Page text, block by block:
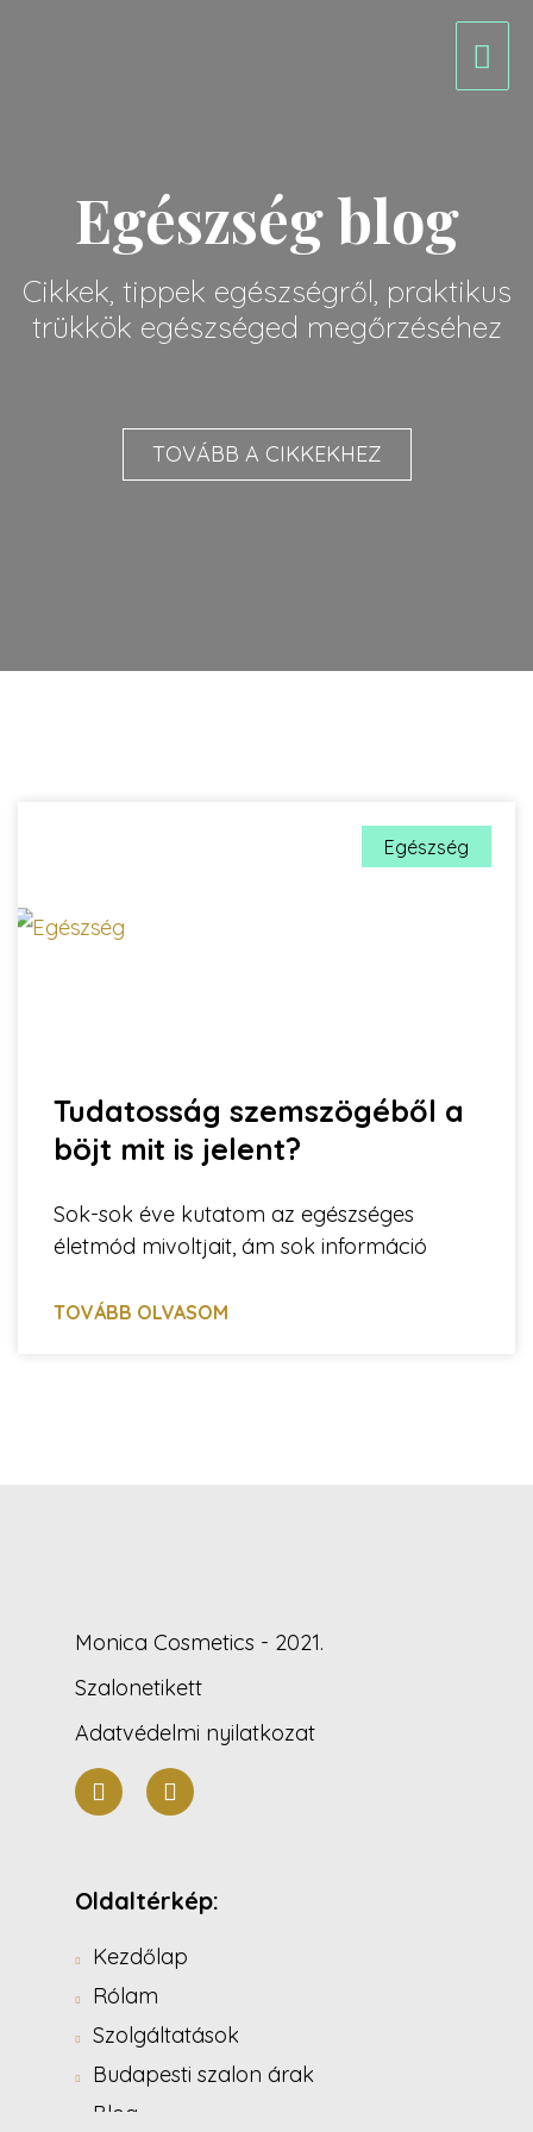
Egészség blog
Cikkek, tippek egészségről, praktikus
trükkök egészséged megőrzéséhez
TOVÁBB A CIKKEKHEZ
Egészség
Tudatosság szemszögéből a
böjt mit is jelent?
Sok-sok éve kutatom az egészséges
életmód mivoltjait, ám sok információ
TOVÁBB OLVASOM
Monica Cosmetics - 2021.
Szalonetikett
Adatvédelmi nyilatkozat
Oldaltérkép:
Kezdőlap
Rólam
Szolgáltatások
Budapesti szalon árak
Blog